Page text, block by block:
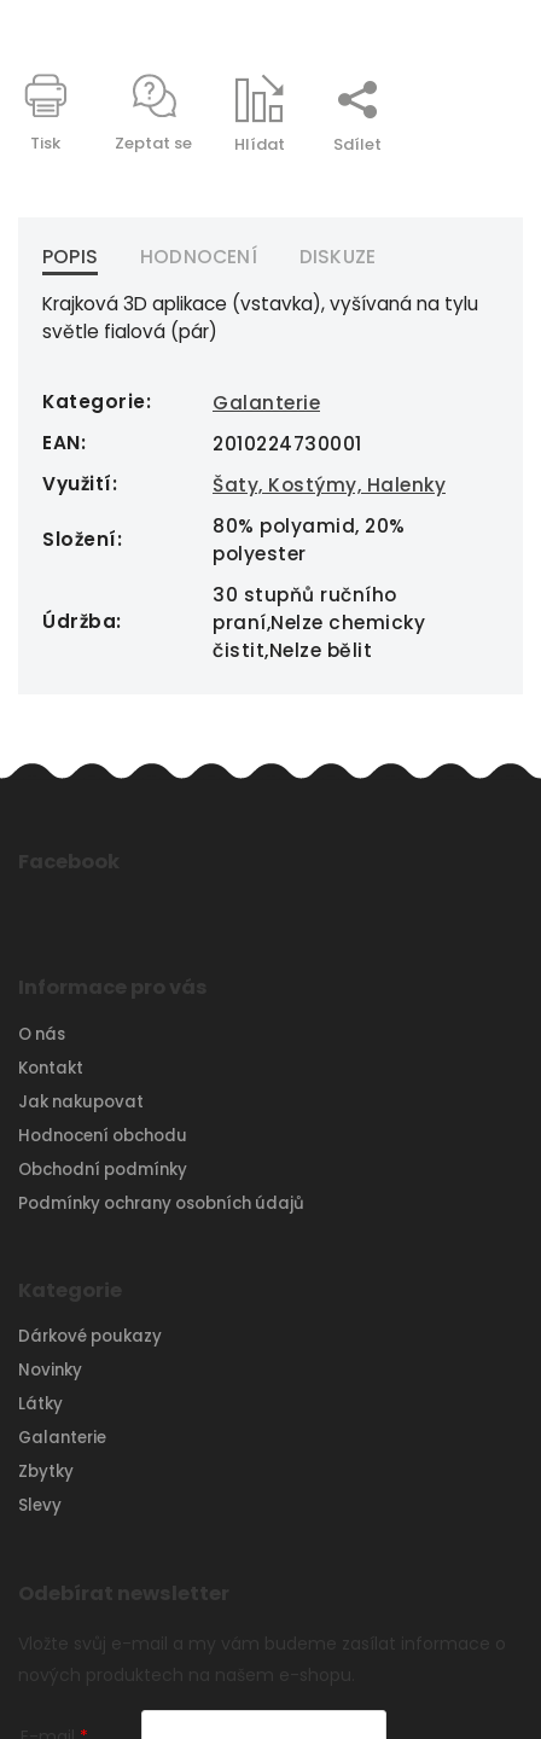
Tisk Zeptat se Hlídat Sdílet
POPIS HODNOCENÍ
DISKUZE
Krajková 3D aplikace (vstavka), vyšívaná na tylu
světle fialová (pár)
Kategorie:
Galanterie
EAN:
2010224730001
Využití: Šaty, Kostýmy, Halenky
Složení:
80% polyamid, 20%
polyester
Údržba:
30 stupňů ručního
praní,Nelze chemicky
čistit,Nelze bělit
Facebook
Informace pro vás
O nás
Kontakt
Jak nakupovat
Hodnocení obchodu
Obchodní podmínky
Podmínky ochrany osobních údajů
Kategorie
Dárkové poukazy
Novinky
Látky
Galanterie
Zbytky
Slevy
Odebírat newsletter
Vložte svůj e-mail a my vám budeme zasílat informace o
nových produktech na našem e-shopu.